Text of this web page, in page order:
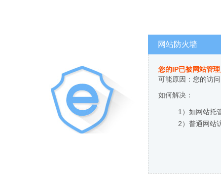
网站防火墙
您的IP已被网站管
可能原因：您的访
如何解决：
1）如网站托
2）普通网站